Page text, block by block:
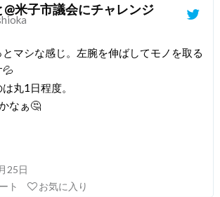
米子市議会にチャレンジ
マシな感じ。左腕を伸ばしてモノを取る
💦
丸1日程度。
なぁ🤔
25日
ト お気に入り